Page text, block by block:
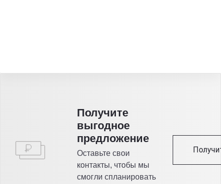
Получитe
выгодное
предложение
Оставьте свои
контакты, чтобы мы
смогли спланировать